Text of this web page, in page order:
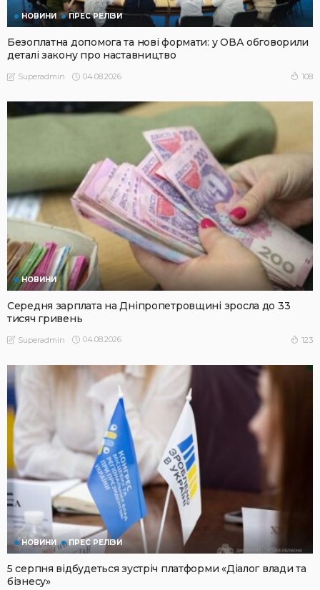
НОВИНИ ПРЕС РЕЛІЗИ
Безоплатна допомога та нові формати: у ОВА обговорили
деталі закону про наставництво
Superadmin 04.08.2026 108
НОВИНИ
Середня зарплата на Дніпропетровщині зросла до 33
тисяч гривень
Superadmin 04.08.2026 123
НОВИНИ ПРЕС РЕЛІЗИ
5 серпня відбудеться зустріч платформи «Діалог влади та
бізнесу»